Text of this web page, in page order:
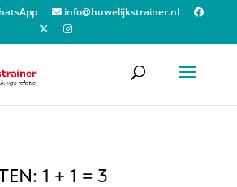
info@huwelijkstrainer.nl
1 + 1 = 3